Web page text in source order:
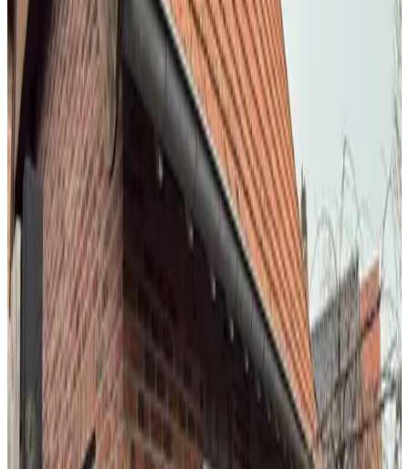
nebjiS boR
Nederland, Juni 2026
10
We hebben genoten van deze B&B! Alles tot in de puntjes
verzorgt. We hebben kunnen genieten van de mooie omgeving en er
waren tips genoeg om dingen te ondernemen. Gastvrijheid met een
grote G!